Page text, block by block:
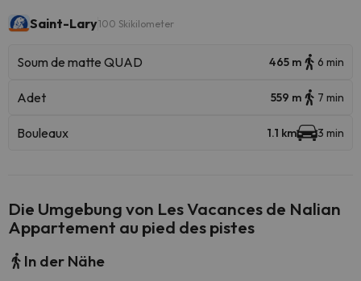
Saint-Lary100 Skikilometer
Soum de matte QUAD 465 m 6 min
Adet 559 m 7 min
Bouleaux 1.1 km 3 min
Die Umgebung von Les Vacances de Nalian
Appartement au pied des pistes
In der Nähe